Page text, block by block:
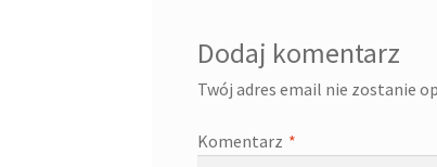
Dodaj komentarz
Twój adres email nie zostanie
Komentarz *